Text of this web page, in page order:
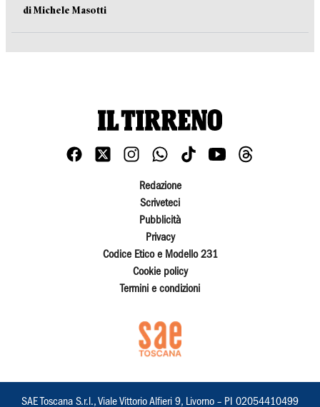
di Michele Masotti
Redazione
Scriveteci
Pubblicità
Privacy
Codice Etico e Modello 231
Cookie policy
Termini e condizioni
SAE Toscana S.r.l., Viale Vittorio Alfieri 9, Livorno – PI 02054410499